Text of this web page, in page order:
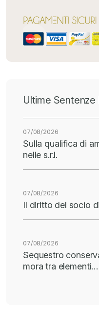
Ultime Sentenze
07/08/2026
Sulla qualifica di
nelle s.r.l.
07/08/2026
Il diritto del socio
07/08/2026
Sequestro
mora tra elementi…